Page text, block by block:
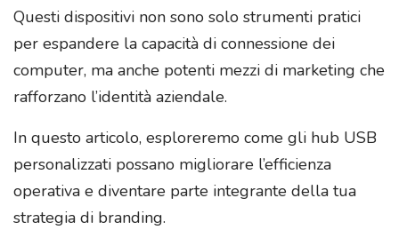
Questi dispositivi non sono solo strumenti pratici
per espandere la capacità di connessione dei
computer, ma anche potenti mezzi di marketing che
rafforzano l’identità aziendale.
In questo articolo, esploreremo come gli hub USB
personalizzati possano migliorare l’efficienza
operativa e diventare parte integrante della tua
strategia di branding.